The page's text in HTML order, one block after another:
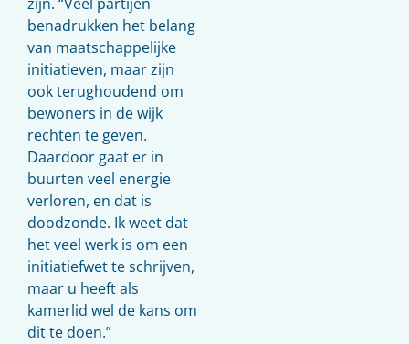
benadrukken het belang
van maatschappelijke
initiatieven, maar zijn
ook terughoudend om
bewoners in de wijk
rechten te geven.
Daardoor gaat er in
buurten veel energie
verloren, en dat is
doodzonde. Ik weet dat
het veel werk is om een
initiatiefwet te schrijven,
maar u heeft als
kamerlid wel de kans om
dit te doen.”